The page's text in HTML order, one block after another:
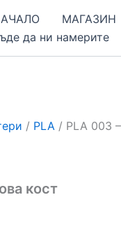
МАГАЗИН
да ни намерите
/ PLA / PLA 003
кост